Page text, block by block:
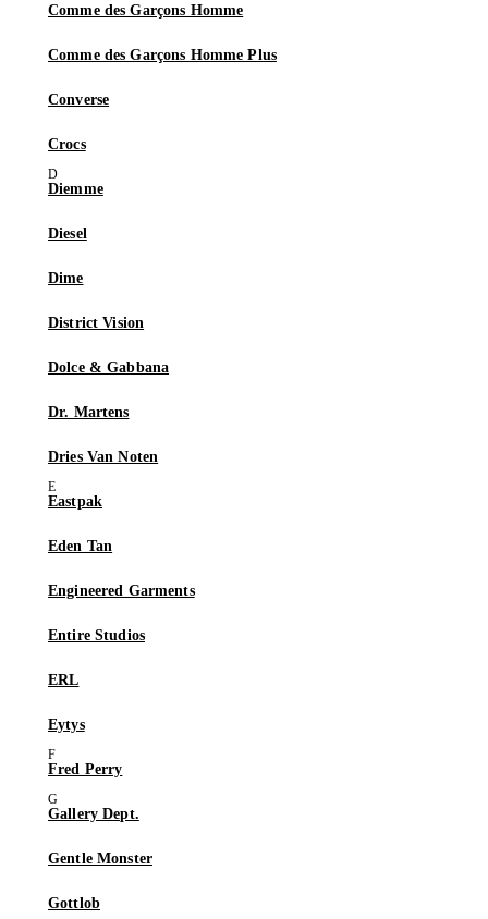
Comme des Garçons Homme
Comme des Garçons Homme Plus
Converse
Crocs
Diemme
Diesel
Dime
District Vision
Dolce & Gabbana
Dr. Martens
Dries Van Noten
Eastpak
Eden Tan
Engineered Garments
Entire Studios
ERL
Eytys
Fred Perry
Gallery Dept.
Gentle Monster
Gottlob